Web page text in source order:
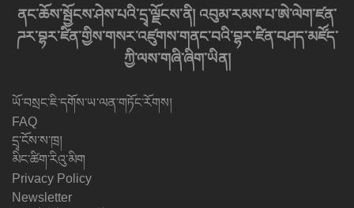
ནང་ཆོས་སྦྱོངས་ཤེས་པའི་དྲྭ་ལྗོངས་ནི། འབུམ་རམས་པ་ཨེ་ལེག་ཛན་
ཌར་བྷར་ཛིན་གྱིས་གསར་འཛུགས་གནང་བའི་བྷར་ཛིན་བཤད་མཛོད་
ཀྱི་ལས་གཞི་ཞིག་ཡིན།
ཡོ་བསྲང་ཇི་དགོས་ཡ་ལན་གཏོང་རོགས།
FAQ
དྲྭ་ངོས་ས་ཁྲ།
མིང་ཚིག་རིའུ་མིག
Privacy Policy
Newsletter